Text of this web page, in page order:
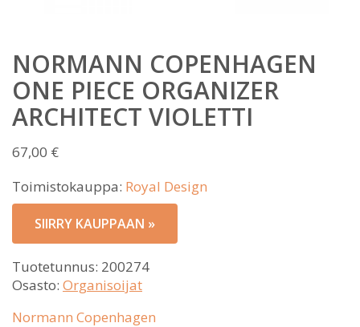
NORMANN COPENHAGEN
ONE PIECE ORGANIZER
ARCHITECT VIOLETTI
67,00 €
Toimistokauppa: Royal Design
SIIRRY KAUPPAAN »
Tuotetunnus: 200274
Osasto: Organisoijat
Normann Copenhagen